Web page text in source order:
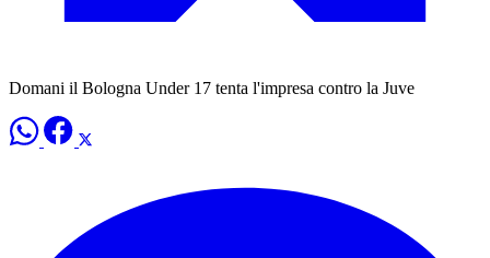
Domani il Bologna Under 17 tenta l'impresa contro la Juve